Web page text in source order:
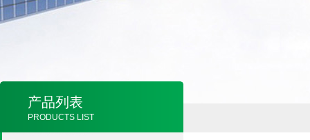
产品列表
PRODUCTS LIST